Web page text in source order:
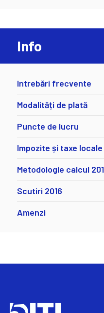
Info
Intrebări frecvente
Modalități de plată
Puncte de lucru
Impozite și taxe locale
Metodologie calcul
Scutiri 2016
Amenzi